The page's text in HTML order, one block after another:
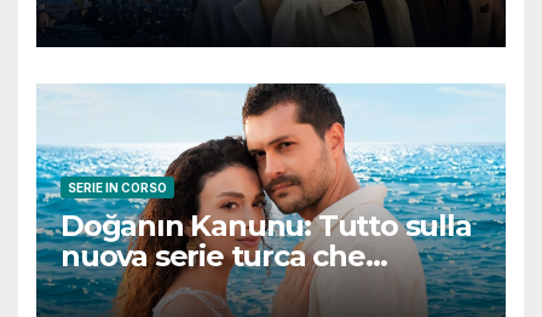
turca ambientata a Ziyanker
SERIE IN CORSO
Doğanın Kanunu: Tutto sulla
nuova serie turca che
promette emozioni e colpi di